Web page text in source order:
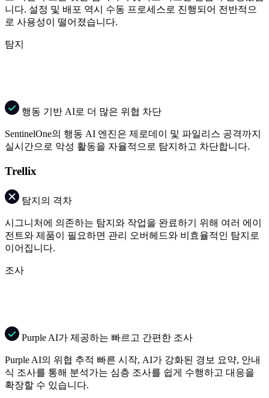
니다. 설정 및 배포 역시 수동 프로세스로 진행되어 전반적으
로 사용성이 떨어졌습니다.
탐지
행동 기반 AI로 더 많은 위협 차단
SentinelOne의 행동 AI 엔진은 제로데이 및 파일리스 공격까지
실시간으로 악성 활동을 자율적으로 탐지하고 차단합니다.
Trellix
탐지의 격차
시그니처에 의존하는 탐지와 작업을 완료하기 위해 여러 에이
전트와 제품이 필요하면 관리 오버헤드와 비효율적인 탐지로
이어집니다.
조사
Purple AI가 제공하는 빠르고 간편한 조사
Purple AI의 위협 추적 빠른 시작, AI가 강화된 경보 요약, 안내
식 조사를 통해 분석가는 심층 조사를 쉽게 수행하고 대응을
확장할 수 있습니다.